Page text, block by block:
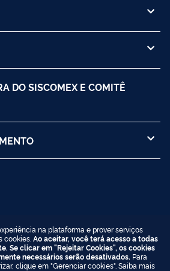
DO SISCOMEX E COMITÊ
na plataforma e prover serviços
cookies. Ao aceitar, você terá acesso a todas
Se clicar em "Rejeitar Cookies", os cookies
necessários serão desativados. Para
clique em "Gerenciar cookies". Saiba mais